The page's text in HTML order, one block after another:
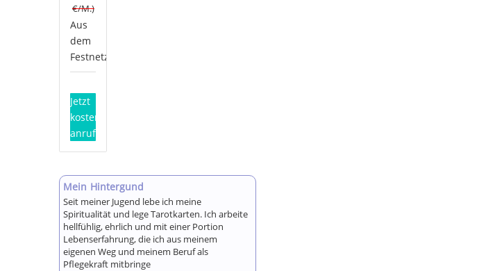
€/M.)
Aus
dem
Festnetz*
Jetzt
kostenlos
anrufen!
Mein Hintergund
Seit meiner Jugend lebe ich meine
Spiritualität und lege Tarotkarten. Ich arbeite
hellfühlig, ehrlich und mit einer Portion
Lebenserfahrung, die ich aus meinem
eigenen Weg und meinem Beruf als
Pflegekraft mitbringe